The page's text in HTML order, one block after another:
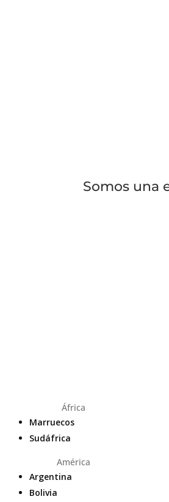
Somos una
África
Marruecos
Sudáfrica
América
Argentina
Bolivia